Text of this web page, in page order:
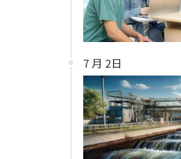
7 月 2日